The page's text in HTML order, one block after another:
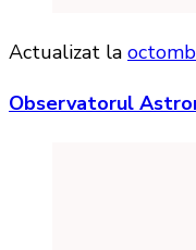
Actualizat la
Observatorul